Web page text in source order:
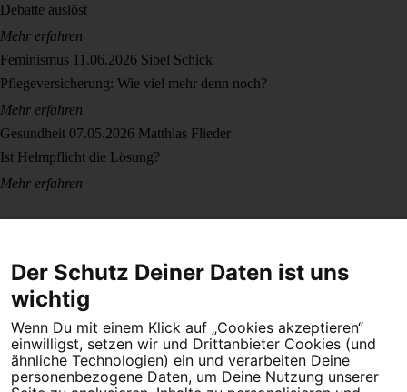
Debatte auslöst
Mehr erfahren
Feminismus 11.06.2026 Sibel Schick
Pflegeversicherung: Wie viel mehr denn noch?
Mehr erfahren
Gesundheit 07.05.2026 Matthias Flieder
Ist Helmpflicht die Lösung?
Mehr erfahren
Dein Engagement macht den Unterschied. Schließe Dich 4,5
Millionen Menschen an.
Der Schutz Deiner Daten ist uns
wichtig
Wenn Du mit einem Klick auf „Cookies akzeptieren“
einwilligst, setzen wir und Drittanbieter Cookies (und
ähnliche Technologien) ein und verarbeiten Deine
personenbezogene Daten, um Deine Nutzung unserer